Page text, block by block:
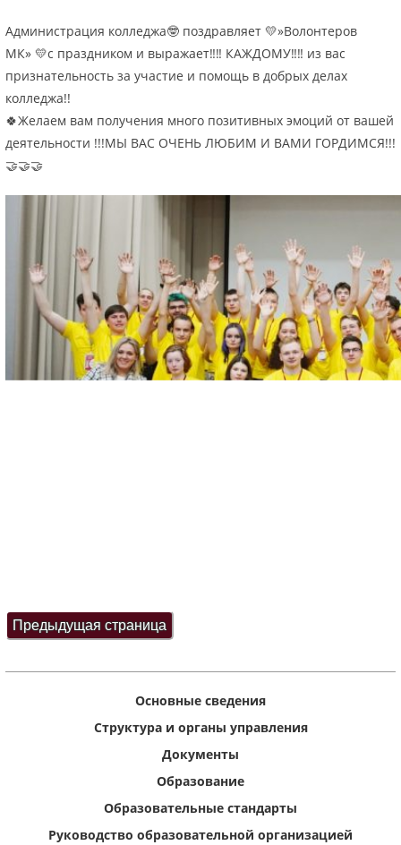
Администрация колледжа🤓 поздравляет 💛»Волонтеров
МК» 💛с праздником и выражает‼‼ КАЖДОМУ‼‼ из вас
признательность за участие и помощь в добрых делах
колледжа!!
🍀Желаем вам получения много позитивных эмоций от вашей
деятельности !!!МЫ ВАС ОЧЕНЬ ЛЮБИМ И ВАМИ ГОРДИМСЯ!!!
🤝🤝🤝
Основные сведения
Структура и органы управления
Документы
Образование
Образовательные стандарты
Руководство образовательной организацией